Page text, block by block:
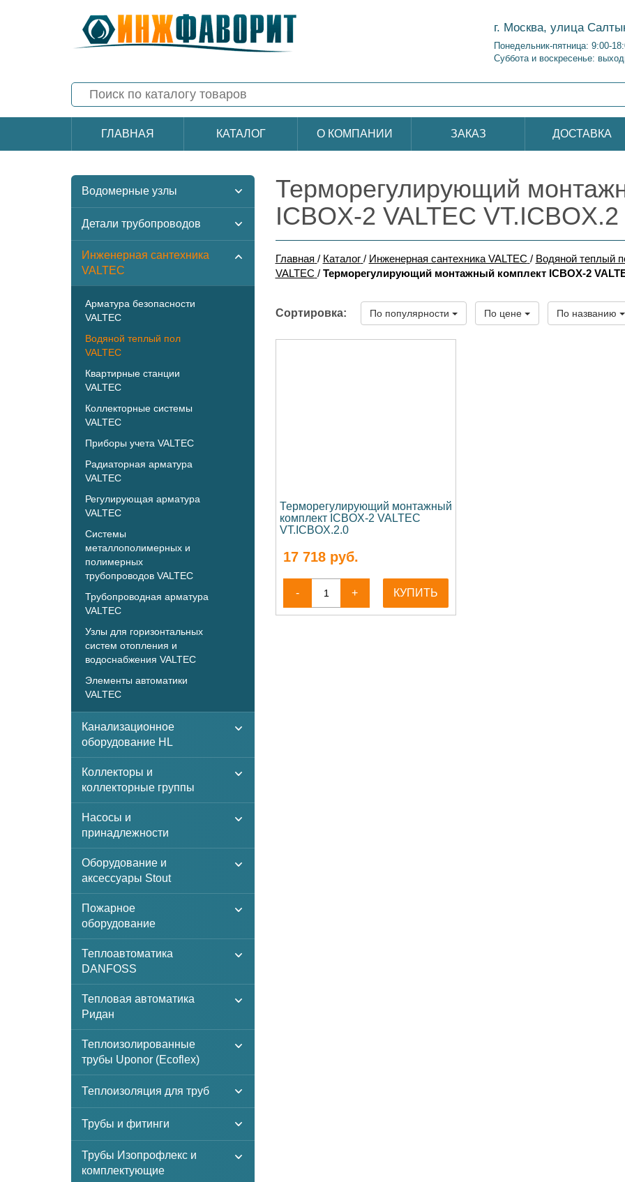
г. Москва, улица
Понедельник-пятница: 9:00-
Суббота и воскресенье:
ГЛАВНАЯ КАТАЛОГ О КОМПАНИИ ЗАКАЗ ДОСТАВКА
Водомерные узлы
Детали трубопроводов
Инженерная сантехника
VALTEC
Арматура безопасности
VALTEC
Водяной теплый пол
VALTEC
Квартирные станции
VALTEC
Коллекторные системы
VALTEC
Приборы учета VALTEC
Радиаторная арматура
VALTEC
Регулирующая арматура
VALTEC
Системы
металлополимерных и
полимерных
трубопроводов VALTEC
Трубопроводная арматура
VALTEC
Узлы для горизонтальных
систем отопления и
водоснабжения VALTEC
Элементы автоматики
VALTEC
Канализационное
оборудование HL
Коллекторы и
коллекторные группы
Насосы и
принадлежности
Оборудование и
аксессуары Stout
Пожарное
оборудование
Теплоавтоматика
DANFOSS
Тепловая автоматика
Ридан
Теплоизолированные
трубы Uponor (Ecoflex)
Теплоизоляция для труб
Трубы и фитинги
Трубы Изопрофлекс и
комплектующие
Терморегулирующий
ICBOX-2 VALTEC VT.ICBOX.2
Главная / Каталог / Инженерная сантехника VALTEC / Водяной теплый
VALTEC / Терморегулирующий монтажный комплект ICBOX-2
Сортировка: По популярности По цене По названию
Терморегулирующий монтажный
комплект ICBOX-2 VALTEC
VT.ICBOX.2.0
17 718руб.
- + КУПИТЬ